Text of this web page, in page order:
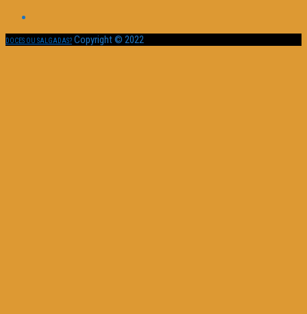
DOCES OU SALGADAS? Copyright © 2022